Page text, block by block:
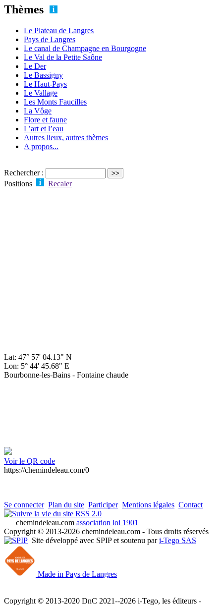
Thèmes
Le Plateau de Langres
Pays de Langres
Le canal de Champagne en Bourgogne
Le Val de la Petite Saône
Le Der
Le Bassigny
Le Haut-Pays
Le Vallage
Les Monts Faucilles
La Vôge
Flore et faune
L’art et l’eau
Autres lieux, autres thèmes
A propos...
Rechercher :
Positions
Recaler
Lat: 47° 57' 04.13" N
Lon: 5° 44' 45.68" E
Bourbonne-les-Bains - Fontaine chaude
Voir le QR code
https://chemindeleau.com/0
Se connecter Plan du site Participer Mentions légales Contact
RSS 2.0
chemindeleau.com association loi 1901
Copyright © 2013-2026 chemindeleau.com - Tous droits réservés
Site développé avec SPIP et soutenu pari-Tego SAS
Made in Pays de Langres
Copyright © 2013-2020 DnC 2021--2026 i-Tego, les éditeurs -